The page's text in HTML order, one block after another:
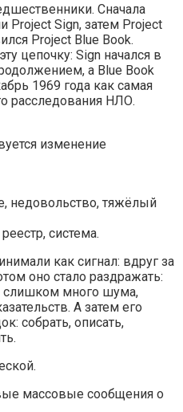
Сначала
Project Sign, затем Project
Project Blue Book.
цепочку: Sign начался в
а Blue Book
1969 года как самая
расследования НЛО.
изменение
недовольство, тяжёлый
система.
как сигнал: вдруг за
оно стало раздражать:
слишком много шума,
А затем его
собрать, описать,